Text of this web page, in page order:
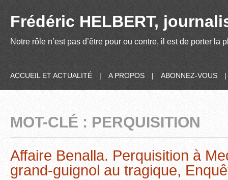
Frédéric HELBERT,
Notre rôle n’est pas d’être pour ou contre, il est de porter
ACCUEIL ET ACTUALITÉ | A PROPOS | ABONNEZ-VOUS |
MOT-CLÉ : PERQUISITION
Affaire Benalla. Perquisition à
grand-guignol au tragique,